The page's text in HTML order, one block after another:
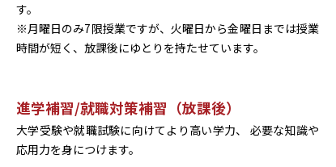
す。
※月曜日のみ7限授業ですが、火曜日から金曜日までは授業
時間が短く、放課後にゆとりを持たせています。
進学補習/就職対策補習（放課後）
大学受験や就職試験に向けてより高い学力、 必要な知識や
応用力を身につけます。